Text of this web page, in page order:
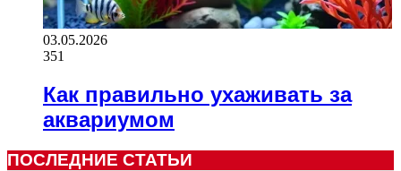
03.05.2026
351
Как правильно ухаживать за
аквариумом
ПОСЛЕДНИЕ СТАТЬИ